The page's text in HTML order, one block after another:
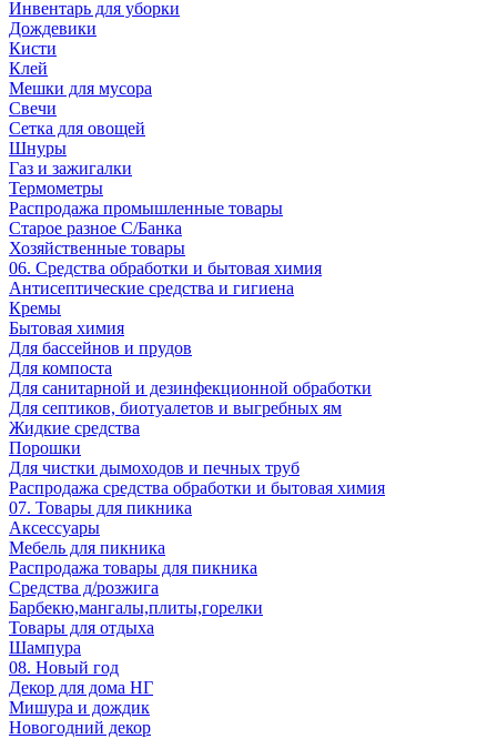
Инвентарь для уборки
Дождевики
Кисти
Клей
Мешки для мусора
Свечи
Сетка для овощей
Шнуры
Газ и зажигалки
Термометры
Распродажа промышленные товары
Старое разное С/Банка
Хозяйственные товары
06. Средства обработки и бытовая химия
Антисептические средства и гигиена
Кремы
Бытовая химия
Для бассейнов и прудов
Для компоста
Для санитарной и дезинфекционной обработки
Для септиков, биотуалетов и выгребных ям
Жидкие средства
Порошки
Для чистки дымоходов и печных труб
Распродажа средства обработки и бытовая химия
07. Товары для пикника
Аксессуары
Мебель для пикника
Распродажа товары для пикника
Средства д/розжига
Барбекю,мангалы,плиты,горелки
Товары для отдыха
Шампура
08. Новый год
Декор для дома НГ
Мишура и дождик
Новогодний декор